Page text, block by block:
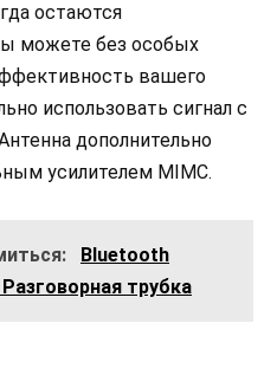
остаются
можете без особых
вашего
использовать сигнал с
дополнительно
усилителем MIMC.
Bluetooth
трубка